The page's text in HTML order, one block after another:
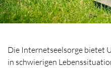
Die Internetseelsorge bietet
in schwierigen